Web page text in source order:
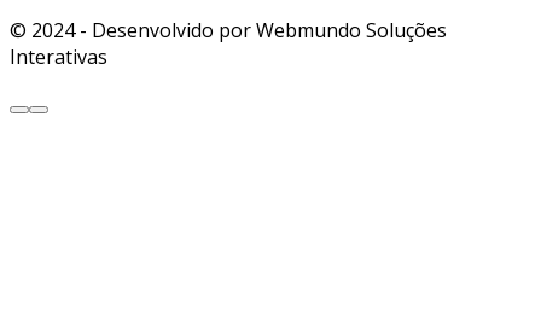
© 2024 - Desenvolvido por Webmundo Soluções
Interativas